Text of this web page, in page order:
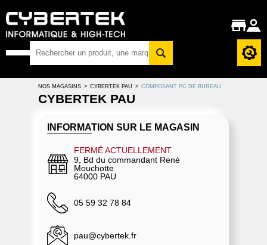
NOS MAGASINS > CYBERTEK PAU > COMPOSANT PC DE BUREAU
CYBERTEK PAU
INFORMATION SUR LE MAGASIN
FERMÉ ACTUELLEMENT
9, Bd du commandant René
Mouchotte
64000 PAU
05 59 32 78 84
pau@cybertek.fr